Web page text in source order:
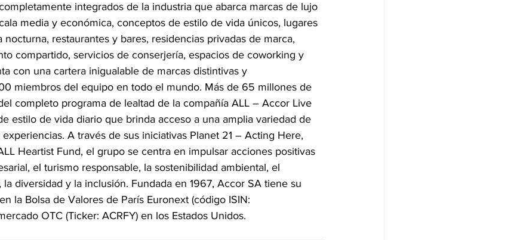
integrados de la industria que abarca marcas de lujo
media y económica, conceptos de estilo de vida únicos, lugares
restaurantes y bares, residencias privadas de marca,
compartido, servicios de conserjería, espacios de coworking y
con una cartera inigualable de marcas distintivas y
miembros del equipo en todo el mundo. Más de 65 millones de
completo programa de lealtad de la compañía ALL – Accor Live
estilo de vida diario que brinda acceso a una amplia variedad de
A través de sus iniciativas Planet 21 – Acting Here,
Heartist Fund, el grupo se centra en impulsar acciones positivas
el turismo responsable, la sostenibilidad ambiental, el
diversidad y la inclusión. Fundada en 1967, Accor SA tiene su
la Bolsa de Valores de París Euronext (código ISIN:
OTC (Ticker: ACRFY) en los Estados Unidos.